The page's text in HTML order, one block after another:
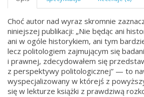
Choć autor nad wyraz skromnie
niniejszej publikacji: „Nie będąc ani
ani w ogóle historykiem, ani tym
lecz politologiem zajmującym się
i prawnej, zdecydowałem się
z perspektywy politologicznej” — to
wyspecjalizowany w którejś z
się w lekturze książki z prawdziwą